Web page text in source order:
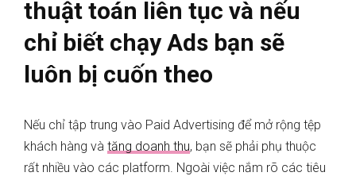
thuật toán liên tục và nếu
chỉ biết chạy Ads bạn sẽ
luôn bị cuốn theo
Nếu chỉ tập trung vào Paid Advertising để mở rộng tệp
khách hàng và tăng doanh thu, bạn sẽ phải phụ thuộc
rất nhiều vào các platform. Ngoài việc nắm rõ các tiêu